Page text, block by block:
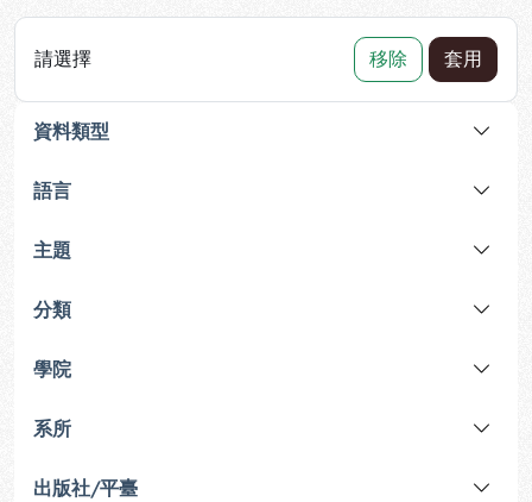
請選擇 移除 套用
資料類型
語言
主題
分類
學院
系所
出版社/平臺